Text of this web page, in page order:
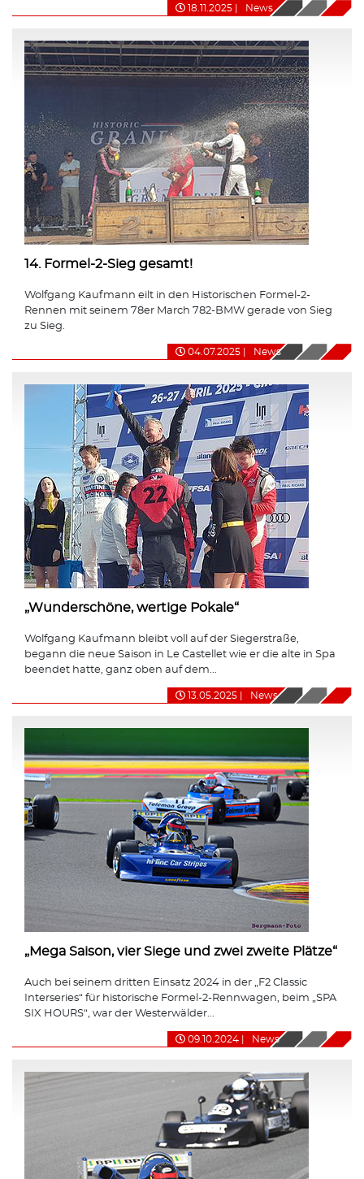
18.11.2025 News
14. Formel-2-Sieg gesamt!
Wolfgang Kaufmann eilt in den Historischen Formel-2-
Rennen mit seinem 78er March 782-BMW gerade von Sieg
zu Sieg.
04.07.2025 News
„Wunderschöne, wertige Pokale“
Wolfgang Kaufmann bleibt voll auf der Siegerstraße,
begann die neue Saison in Le Castellet wie er die alte in Spa
beendet hatte, ganz oben auf dem...
13.05.2025 News
„Mega Saison, vier Siege und zwei zweite Plätze“
Auch bei seinem dritten Einsatz 2024 in der „F2 Classic
Interseries“ für historische Formel-2-Rennwagen, beim „SPA
SIX HOURS“, war der Westerwälder...
09.10.2024 News